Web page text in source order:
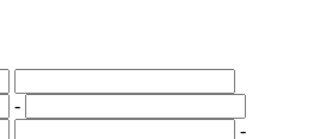
-
-